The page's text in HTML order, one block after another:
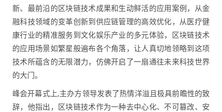
新、最前沿的区块链技术成果和生动鲜活的应用案例，从金
融科技领域的变革创新到供应链管理的高效优化，从医疗健
康行业的精准服务到文化娱乐产业的多元体验，区块链技术
的应用场景如繁星般遍布各个角落，让人真切地领略到这项
技术所蕴含的无限潜力，仿佛开启了一扇通往未来科技世界
的大门。
峰会开幕式上,主办方领导发表了热情洋溢且极具前瞻性的致
辞，他指出，区块链技术作为一种去中心化、不可篡改、安